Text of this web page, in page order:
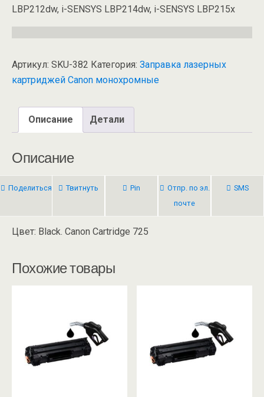
LBP212dw, i-SENSYS LBP214dw, i-SENSYS LBP215x
Артикул: SKU-382 Категория: Заправка лазерных
картриджей Canon монохромные
Описание Детали
Описание
Поделиться Твитнуть Pin
Отпр. по эл.
почте
SMS
Цвет: Black. Canon Cartridge 725
Похожие товары